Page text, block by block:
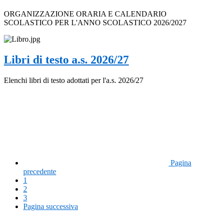
ORGANIZZAZIONE ORARIA E CALENDARIO
SCOLASTICO PER L'ANNO SCOLASTICO 2026/2027
Libri di testo a.s. 2026/27
Elenchi libri di testo adottati per l'a.s. 2026/27
Pagina
precedente
1
2
3
Pagina successiva